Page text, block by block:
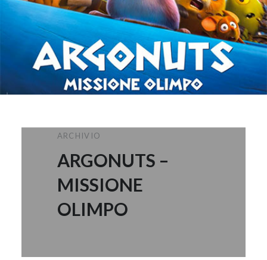
ARCHIVIO
ARGONUTS –
MISSIONE
OLIMPO